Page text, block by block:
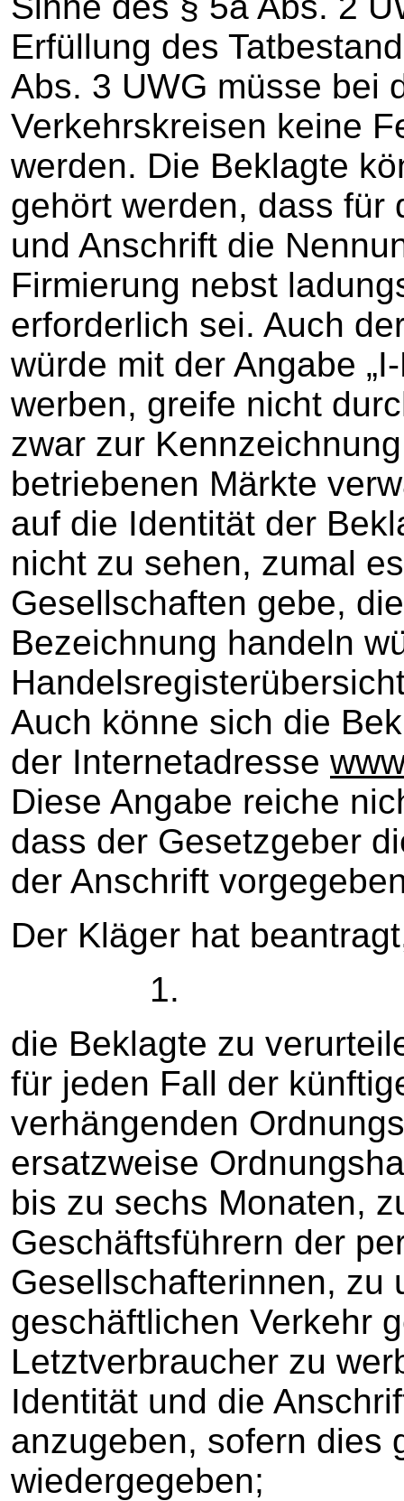
Erfüllung des
Abs. 3 UWG müsse bei
Verkehrskreisen keine
werden. Die Beklagte
gehört werden, dass für
und Anschrift die
Firmierung nebst
erforderlich sei. Auch
würde mit der Angabe
werben, greife nicht
zwar zur
betriebenen Märkte
auf die Identität der
nicht zu sehen, zumal
Gesellschaften gebe,
Bezeichnung handeln
Auch könne sich die
der Internetadresse
Diese Angabe reiche
dass der Gesetzgeber
der Anschrift
Der Kläger hat
1.
die Beklagte zu
für jeden Fall der
verhängenden
ersatzweise
bis zu sechs Monaten,
Geschäftsführern der
Gesellschafterinnen, zu
geschäftlichen Verkehr
Letztverbraucher zu
Identität und die
anzugeben, sofern dies
wiedergegeben;